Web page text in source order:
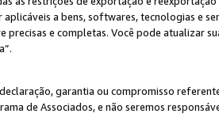
aplicáveis a bens, softwares, tecnologias e
precisas e completas. Você pode atualizar
garantia ou compromisso
de Associados, e não seremos